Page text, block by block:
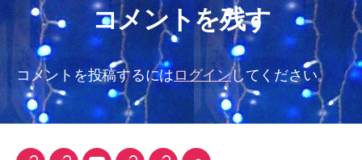
コメントを残す
コメントを投稿するにはログインしてください。